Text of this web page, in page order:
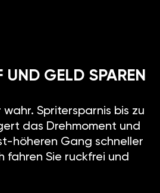
UND GELD SPAREN
Spritersparnis bis zu
das Drehmoment und
höheren Gang schneller
fahren Sie ruckfrei und